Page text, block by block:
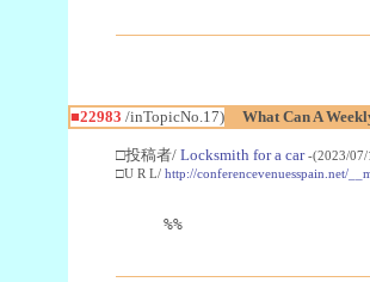
■22983 /inTopicNo.17) What Can A
□投稿者/ Locksmith for a car -(2023/
□U R L/ http://conferencevenuesspain.net/
%%